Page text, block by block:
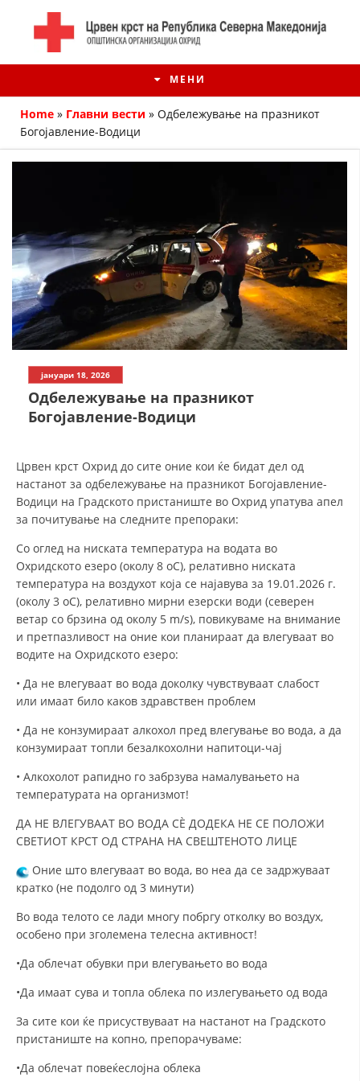
МЕНИ
ИСТОРИЈАТ НА ЦКРМ
ИСТОРИЈАТ НА ДВИЖЕЊЕТО
СТРУКТУРА НА ОРГАНИЗАЦИЈАТА
КОНТАКТ ИНФОРМАЦИИ
ЧЛЕНСТВО ВО ПРОФЕСИОНАЛНИ ТЕЛА
ЗАКОН ЗА ЦКРМ
СТАТУТ НА ЦКРМ
ОРГАНИЗАЦИЈА И РАЗВОЈ
РАКОВОДЕН ОДБОР
СОБРАНИЕ
СТРУКТУРА И ОРГАНИЗАЦИОНА ПОСТАВЕНОСТ
MЕЃУНАРОДНО ХУМАНИТАРНО ПРАВО
ПРОМОЦИЈА НА ХУМАНИ ВРЕДНОСТИ
УПОТРЕБА И ЗАШТИТА НА АМБЛЕМОТ
КАКО ДА ДОНИРАТЕ
ПОДГОТВЕНОСТ И ДЕЈСТВО ПРИ КАТАСТРОФИ
ИСТРАЖУВАЊЕ НА ЈАВНО МИСЛЕЊЕ
МЕЃУНАРОДНА СОРАБОТКА
Home » Главни вести » Oдбележување на празникот
Богојавление-Водици
јануари 18, 2026
Oдбележување на празникот
Богојавление-Водици
Црвен крст Охрид до сите оние кои ќе бидат дел од
настанот за одбележување на празникот Богојавление-
Водици на Градското пристаниште во Охрид упатува апел
за почитување на следните препораки:
Со оглед на ниската температура на водата во
Охридското езеро (околу 8 oC), релативно ниската
температура на воздухот која се најавува за 19.01.2026 г.
(околу 3 oC), релативно мирни езерски води (северен
ветар со брзина од околу 5 m/s), повикуваме на внимание
и претпазливост на оние кои планираат да влегуваат во
водите на Охридското езеро:
• Да не влегуваат во вода доколку чувствуваат слабост
или имаат било каков здравствен проблем
• Да не конзумираат алкохол пред влегување во вода, а да
конзумираат топли безалкохолни напитоци-чај
• Алкохолот рапидно го забрзува намалувањето на
температурата на организмот!
ДА НЕ ВЛЕГУВААТ ВО ВОДА СÈ ДОДЕКА НЕ СЕ ПОЛОЖИ
СВЕТИОТ КРСТ ОД СТРАНА НА СВЕШТЕНОТО ЛИЦЕ
Оние што влегуваат во вода, во неа да се задржуваат
кратко (не подолго од 3 минути)
Во вода телото се лади многу побргу отколку во воздух,
особено при зголемена телесна активност!
•Да облечат обувки при влегувањето во вода
•Да имаат сува и топла облека по излегувањето од вода
За сите кои ќе присуствуваат на настанот на Градското
пристаниште на копно, препорачуваме:
•Да облечат повеќеслојна облека